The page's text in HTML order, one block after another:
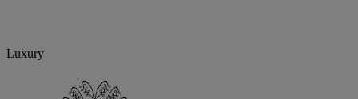
Luxury